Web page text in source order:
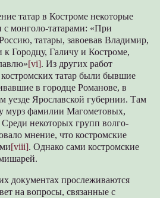
татар в Костроме некоторые
с монголо-татарами: «При
татары, завоевав Владимир,
Городцу, Галичу и Костроме,
[vi]. Из других работ
татар были бывшие
в городце Романове, в
уезде Ярославской губернии. Там
мурз фамилии Магометовых,
Среди некоторых групп волго-
мнение, что костромские
[viii]. Однако сами костромские
документах прослеживаются
на вопросы, связанные с